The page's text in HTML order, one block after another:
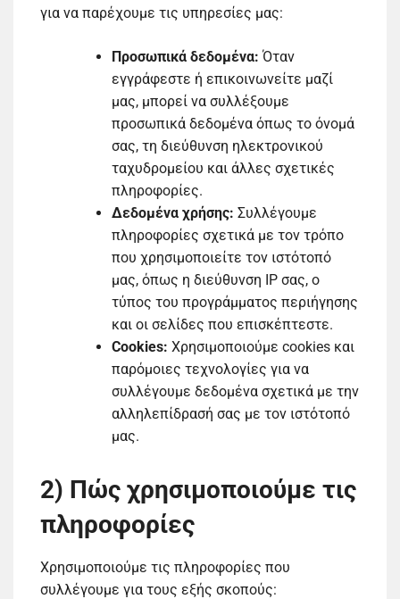
για να παρέχουμε τις υπηρεσίες μας:
Προσωπικά δεδομένα: Όταν
εγγράφεστε ή επικοινωνείτε μαζί
μας, μπορεί να συλλέξουμε
προσωπικά δεδομένα όπως το όνομά
σας, τη διεύθυνση ηλεκτρονικού
ταχυδρομείου και άλλες σχετικές
πληροφορίες.
Δεδομένα χρήσης: Συλλέγουμε
πληροφορίες σχετικά με τον τρόπο
που χρησιμοποιείτε τον ιστότοπό
μας, όπως η διεύθυνση IP σας, ο
τύπος του προγράμματος περιήγησης
και οι σελίδες που επισκέπτεστε.
Cookies: Χρησιμοποιούμε cookies και
παρόμοιες τεχνολογίες για να
συλλέγουμε δεδομένα σχετικά με την
αλληλεπίδρασή σας με τον ιστότοπό
μας.
2) Πώς χρησιμοποιούμε τις
πληροφορίες
Χρησιμοποιούμε τις πληροφορίες που
συλλέγουμε για τους εξής σκοπούς: